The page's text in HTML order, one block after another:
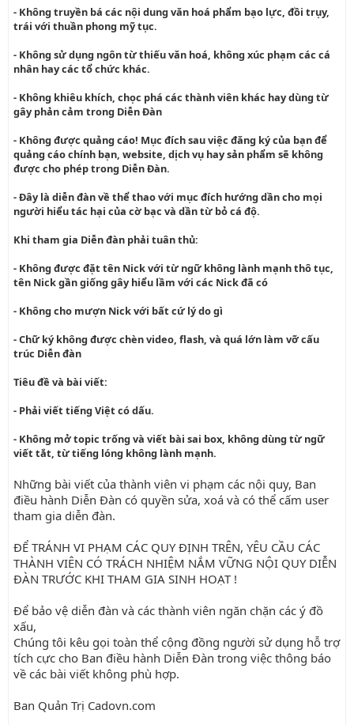
- Không truyền bá các nội dung văn hoá phẩm bạo lực, đồi trụy,
trái với thuần phong mỹ tục.
- Không sử dụng ngôn từ thiếu văn hoá, không xúc phạm các cá
nhân hay các tổ chức khác.
- Không khiêu khích, chọc phá các thành viên khác hay dùng từ
gây phản cảm trong Diễn Đàn
- Không được quảng cáo! Mục đích sau việc đăng ký của bạn để
quảng cáo chính bạn, website, dịch vụ hay sản phẩm sẽ không
được cho phép trong Diễn Đàn.
- Đây là diễn đàn về thể thao với mục đích hướng dần cho mọi
người hiểu tác hại của cờ bạc và dần từ bỏ cá độ.
Khi tham gia Diễn đàn phải tuân thủ:
- Không được đặt tên Nick với từ ngữ không lành mạnh thô tục,
tên Nick gần giống gây hiểu lầm với các Nick đã có
- Không cho mượn Nick với bất cứ lý do gì
- Chữ ký không được chèn video, flash, và quá lớn làm vỡ cấu
trúc Diễn đàn
Tiêu đề và bài viết:
- Phải viết tiếng Việt có dấu.
- Không mở topic trống và viết bài sai box, không dùng từ ngữ
viết tắt, từ tiếng lóng không lành mạnh.
Những bài viết của thành viên vi phạm các nội quy, Ban
điều hành Diễn Đàn có quyền sửa, xoá và có thể cấm user
tham gia diễn đàn.
ĐỂ TRÁNH VI PHẠM CÁC QUY ĐỊNH TRÊN, YÊU CẦU CÁC
THÀNH VIÊN CÓ TRÁCH NHIỆM NẮM VỮNG NỘI QUY DIỄN
ĐÀN TRƯỚC KHI THAM GIA SINH HOẠT !
Để bảo vệ diễn đàn và các thành viên ngăn chặn các ý đồ
xấu,
Chúng tôi kêu gọi toàn thể cộng đồng người sử dụng hỗ trợ
tích cực cho Ban điều hành Diễn Đàn trong việc thông báo
về các bài viết không phù hợp.
Ban Quản Trị Cadovn.com